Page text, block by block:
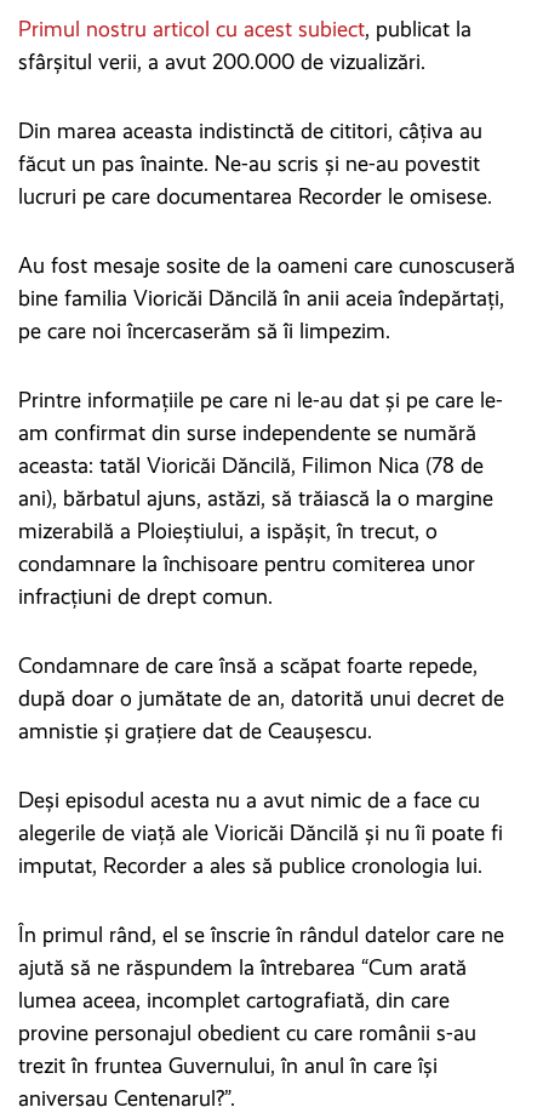
Primul nostru articol cu acest subiect, publicat la
sfârșitul verii, a avut 200.000 de vizualizări.
Din marea aceasta indistinctă de cititori, câțiva au
făcut un pas înainte. Ne-au scris și ne-au povestit
lucruri pe care documentarea Recorder le omisese.
Au fost mesaje sosite de la oameni care cunoscuseră
bine familia Vioricăi Dăncilă în anii aceia îndepărtați,
pe care noi încercaserăm să îi limpezim.
Printre informațiile pe care ni le-au dat și pe care le-
am confirmat din surse independente se numără
aceasta: tatăl Vioricăi Dăncilă, Filimon Nica (78 de
ani), bărbatul ajuns, astăzi, să trăiască la o margine
mizerabilă a Ploieștiului, a ispășit, în trecut, o
condamnare la închisoare pentru comiterea unor
infracțiuni de drept comun.
Condamnare de care însă a scăpat foarte repede,
după doar o jumătate de an, datorită unui decret de
amnistie și grațiere dat de Ceaușescu.
Deși episodul acesta nu a avut nimic de a face cu
alegerile de viață ale Vioricăi Dăncilă și nu îi poate fi
imputat, Recorder a ales să publice cronologia lui.
În primul rând, el se înscrie în rândul datelor care ne
ajută să ne răspundem la întrebarea “Cum arată
lumea aceea, incomplet cartografiată, din care
provine personajul obedient cu care românii s-au
trezit în fruntea Guvernului, în anul în care își
aniversau Centenarul?”.